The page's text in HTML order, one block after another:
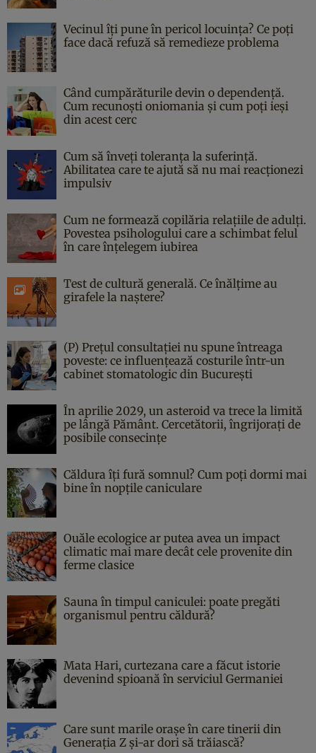
Vecinul îți pune în pericol locuința? Ce poți
face dacă refuză să remedieze problema
Când cumpărăturile devin o dependență.
Cum recunoști oniomania și cum poți ieși
din acest cerc
Cum să înveți toleranța la suferință.
Abilitatea care te ajută să nu mai reacționezi
impulsiv
Cum ne formează copilăria relațiile de adulți.
Povestea psihologului care a schimbat felul
în care înțelegem iubirea
Test de cultură generală. Ce înălțime au
girafele la naștere?
(P) Prețul consultației nu spune întreaga
poveste: ce influențează costurile într-un
cabinet stomatologic din București
În aprilie 2029, un asteroid va trece la limită
pe lângă Pământ. Cercetătorii, îngrijorați de
posibile consecințe
Căldura îți fură somnul? Cum poți dormi mai
bine în nopțile caniculare
Ouăle ecologice ar putea avea un impact
climatic mai mare decât cele provenite din
ferme clasice
Sauna în timpul caniculei: poate pregăti
organismul pentru căldură?
Mata Hari, curtezana care a făcut istorie
devenind spioană în serviciul Germaniei
Care sunt marile orașe în care tinerii din
Generația Z și-ar dori să trăiască?